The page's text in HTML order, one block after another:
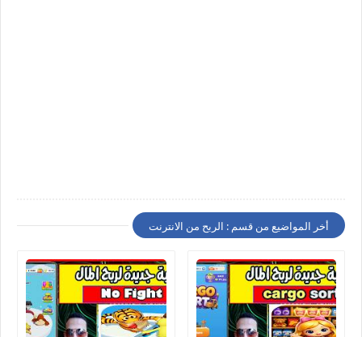
أخر المواضيع من قسم : الربح من الانترنت